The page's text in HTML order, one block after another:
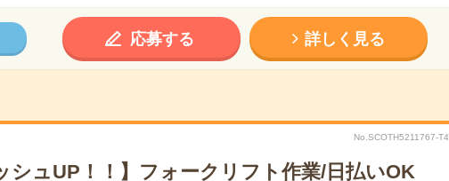
応募する 詳しく見る
No.SCOTH5211767-T4
シュUP！！】フォークリフト作業/日払いOK